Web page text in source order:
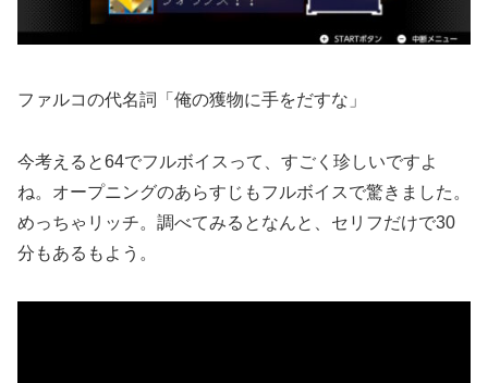
ファルコの代名詞「俺の獲物に手をだすな」
今考えると64でフルボイスって、すごく珍しいですよ
ね。オープニングのあらすじもフルボイスで驚きました。
めっちゃリッチ。調べてみるとなんと、セリフだけで30
分もあるもよう。